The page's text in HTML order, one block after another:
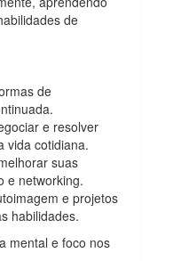
de
de
e resolver
vida cotidiana.
suas
e networking.
e projetos
habilidades.
mental e foco nos